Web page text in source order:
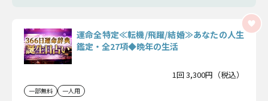
運命全特定≪転機/飛躍/結婚≫あなたの人生
鑑定・全27項◆晩年の生活
1回 3,300円（税込）
一部無料 一人用